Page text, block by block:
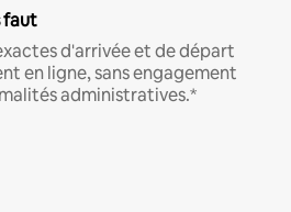
faut
d'arrivée et de départ
en ligne, sans engagement
administratives.*